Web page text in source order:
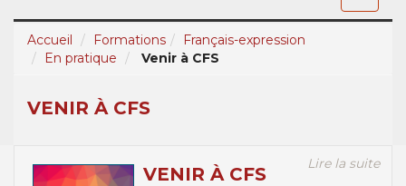
Accueil
Formations
Français-expression
En pratique
Venir à CFS
VENIR À CFS
VENIR À CFS Lire la suite